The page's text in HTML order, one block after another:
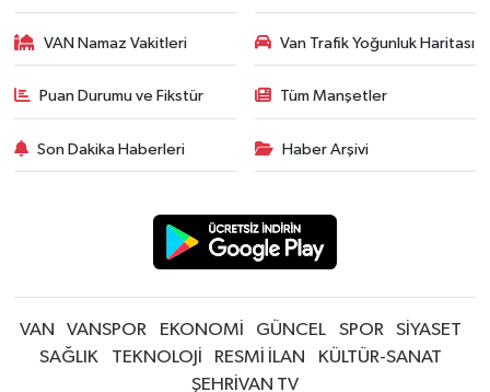
VAN Namaz Vakitleri Van Trafik Yoğunluk Haritası
Puan Durumu ve Fikstür Tüm Manşetler
Son Dakika Haberleri Haber Arşivi
VAN VANSPOR EKONOMİ GÜNCEL SPOR
SİYASET
SAĞLIK
TEKNOLOJİ RESMİ İLAN
KÜLTÜR-SANAT
ŞEHRİVAN TV